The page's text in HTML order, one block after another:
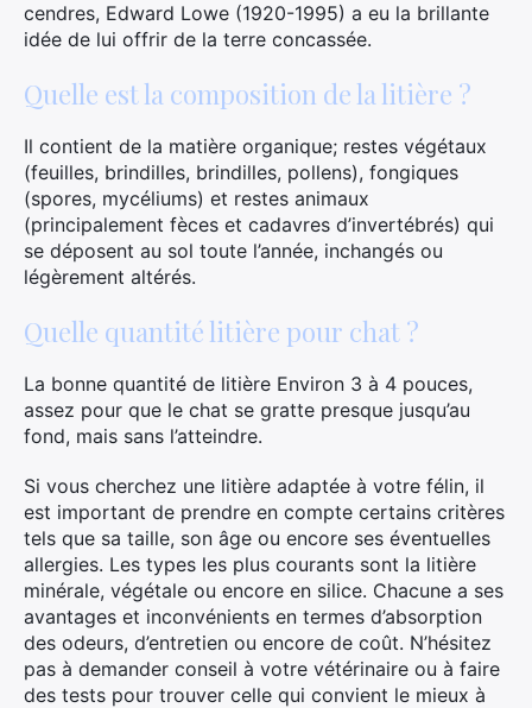
cendres, Edward Lowe (1920-1995) a eu la brillante
idée de lui offrir de la terre concassée.
Quelle est la composition de la litière ?
Il contient de la matière organique; restes végétaux
(feuilles, brindilles, brindilles, pollens), fongiques
(spores, mycéliums) et restes animaux
(principalement fèces et cadavres d’invertébrés) qui
se déposent au sol toute l’année, inchangés ou
légèrement altérés.
Quelle quantité litière pour chat ?
La bonne quantité de litière Environ 3 à 4 pouces,
assez pour que le chat se gratte presque jusqu’au
fond, mais sans l’atteindre.
Si vous cherchez une litière adaptée à votre félin, il
est important de prendre en compte certains critères
tels que sa taille, son âge ou encore ses éventuelles
allergies. Les types les plus courants sont la litière
minérale, végétale ou encore en silice. Chacune a ses
avantages et inconvénients en termes d’absorption
des odeurs, d’entretien ou encore de coût. N’hésitez
pas à demander conseil à votre vétérinaire ou à faire
des tests pour trouver celle qui convient le mieux à